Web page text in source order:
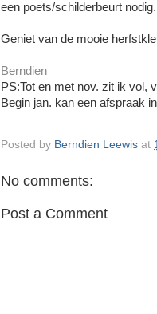
een poets/schilderbeurt
Geniet van de mooie
Berndien
PS:Tot en met nov. zit ik vol,
Begin jan. kan een afspraak
Posted by Berndien Leewis at
No comments:
Post a Comment